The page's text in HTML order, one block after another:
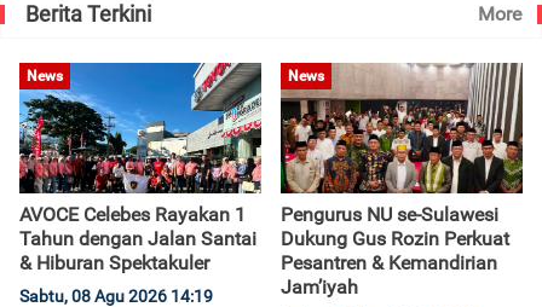
Berita Terkini More
News
AVOCE Celebes Rayakan 1
Tahun dengan Jalan Santai
& Hiburan Spektakuler
Sabtu, 08 Agu 2026 14:19
News
Pengurus NU se-Sulawesi
Dukung Gus Rozin Perkuat
Pesantren & Kemandirian
Jam’iyah